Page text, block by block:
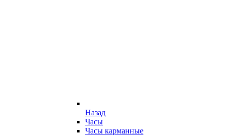
Назад
Часы
Часы карманные